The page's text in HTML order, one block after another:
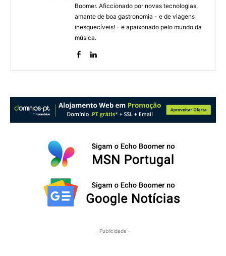
Boomer. Aficcionado por novas tecnologias,
amante de boa gastronomia - e de viagens
inesquecíveis! - e apaixonado pelo mundo da
música.
- Publicidade -